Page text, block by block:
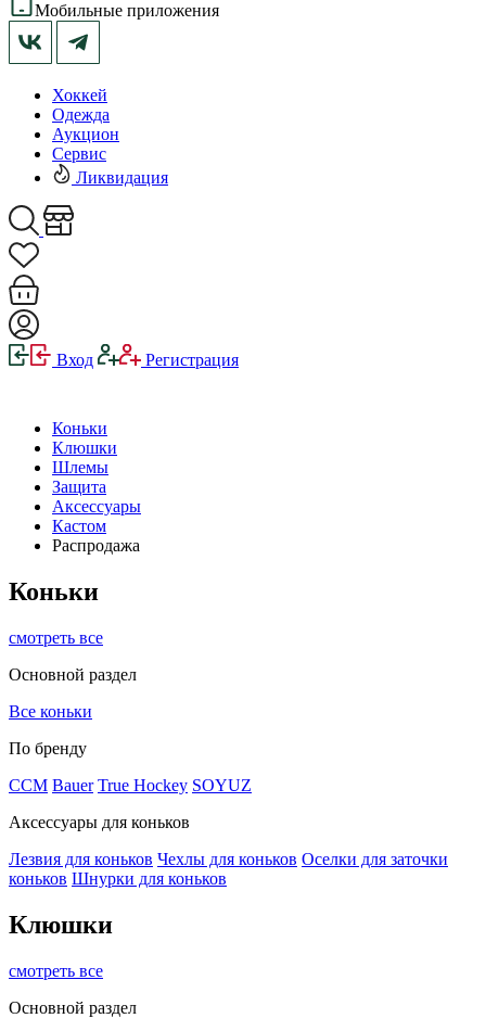
Мобильные приложения
Хоккей
Одежда
Аукцион
Сервис
Ликвидация
Вход Регистрация
Коньки
Клюшки
Шлемы
Защита
Аксессуары
Кастом
Распродажа
Коньки
смотреть все
Основной раздел
Все коньки
По бренду
ССМ Bauer True Hockey SOYUZ
Аксессуары для коньков
Лезвия для коньков Чехлы для коньков Оселки для заточки
коньков Шнурки для коньков
Клюшки
смотреть все
Основной раздел